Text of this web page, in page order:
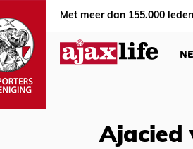
Met meer dan 155.000
Ajacied